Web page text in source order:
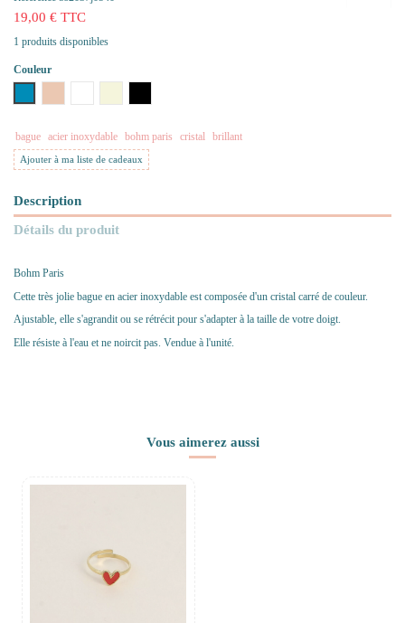
19,00 € TTC
1 produits disponibles
Couleur
bague acier inoxydable bohm paris cristal brillant
Ajouter à ma liste de cadeaux
Description
Détails du produit
Bohm Paris
Cette très jolie bague en acier inoxydable est composée d'un cristal carré de couleur.
Ajustable, elle s'agrandit ou se rétrécit pour s'adapter à la taille de votre doigt.
Elle résiste à l'eau et ne noircit pas. Vendue à l'unité.
Vous aimerez aussi